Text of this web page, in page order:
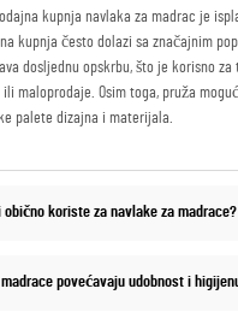
kupnja navlaka za madrac je
kupnja često dolazi sa značajnim
dosljednu opskrbu, što je korisno
ili maloprodaje. Osim toga, pruža
palete dizajna i materijala.
koriste za navlake za madrace?
povećavaju udobnost i